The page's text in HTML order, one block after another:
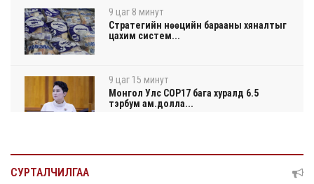
9 цаг 8 минут
Стратегийн нөөцийн барааны хяналтыг
цахим систем...
9 цаг 15 минут
Монгол Улс COP17 бага хуралд 6.5
тэрбум ам.долла...
9 цаг 20 минут
СУРТАЛЧИЛГАА